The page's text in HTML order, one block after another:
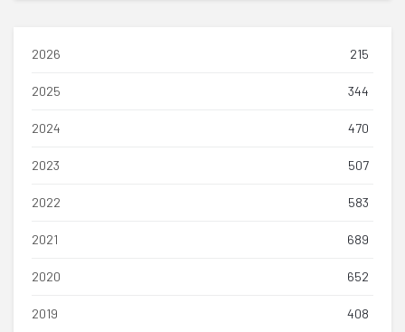
2026 215
2025 344
2024 470
2023 507
2022 583
2021 689
2020 652
2019 408